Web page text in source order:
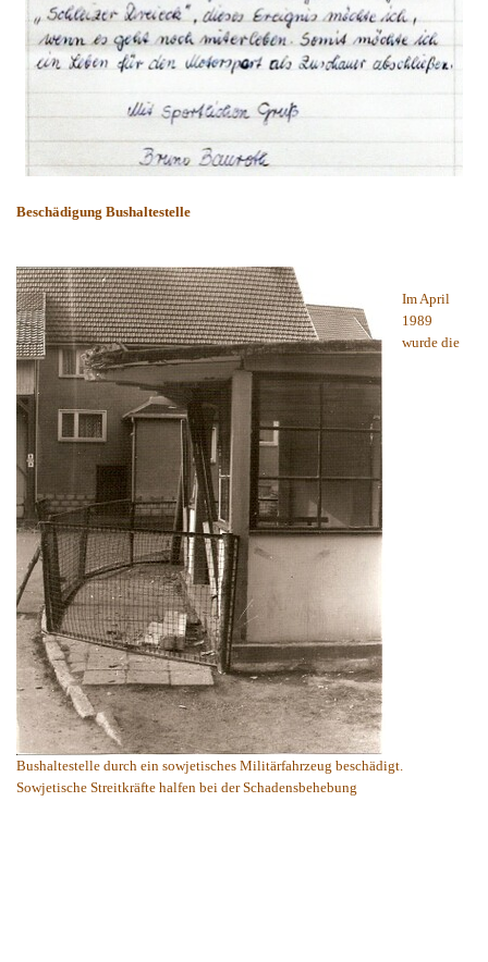
Beschädigung Bushaltestelle
Im April
1989
wurde die
Bushaltestelle durch ein sowjetisches Militärfahrzeug beschädigt.
Sowjetische Streitkräfte halfen bei der Schadensbehebung